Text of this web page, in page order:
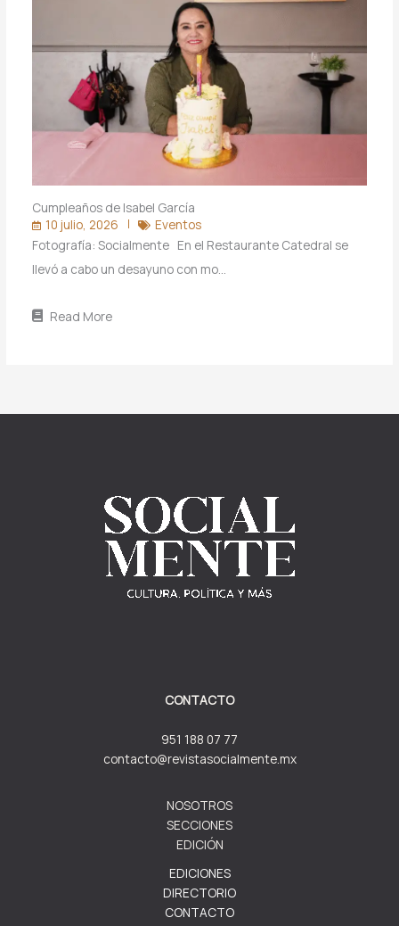
Cumpleaños de Isabel García
10 julio, 2026
Eventos
Fotografía: Socialmente En el Restaurante Catedral se
llevó a cabo un desayuno con mo…
Read More
CONTACTO
951 188 07 77
contacto@revistasocialmente.mx
NOSOTROS
SECCIONES
EDICIÓN
EDICIONES
DIRECTORIO
CONTACTO